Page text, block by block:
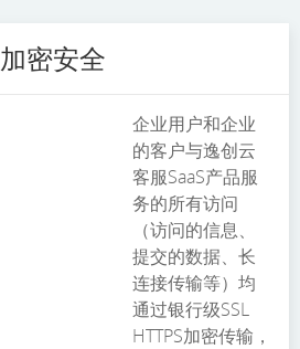
加密安全
企业用户和企业
的客户与逸创云
客服SaaS产品服
务的所有访问
（访问的信息、
提交的数据、长
连接传输等）均
通过银行级SSL
HTTPS加密传输，